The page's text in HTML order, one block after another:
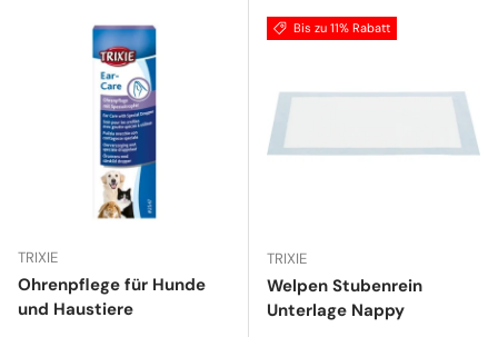
TRIXIE
Ohrenpflege für Hunde
und Haustiere
Bis zu 11% Rabatt
TRIXIE
Welpen Stubenrein
Unterlage Nappy